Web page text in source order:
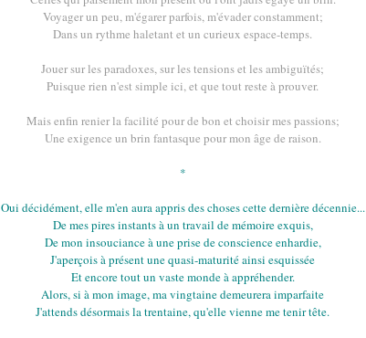
Voyager un peu, m'égarer parfois, m'évader constamment;
Dans un rythme haletant et un curieux espace-temps.
Jouer sur les paradoxes, sur les tensions et les ambiguïtés;
Puisque rien n'est simple ici, et que tout reste à prouver.
Mais enfin renier la facilité pour de bon et choisir mes passions;
Une exigence un brin fantasque pour mon âge de raison.
*
Oui décidément, elle m'en aura appris des choses cette dernière décennie...
De mes pires instants à un travail de mémoire exquis,
De mon insouciance à une prise de conscience enhardie,
J'aperçois à présent une quasi-maturité ainsi esquissée
Et encore tout un vaste monde à appréhender.
Alors, si à mon image, ma vingtaine demeurera imparfaite
J'attends désormais la trentaine, qu'elle vienne me tenir tête.